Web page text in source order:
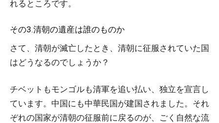
れるところです。
その3.清朝の遺産は誰のものか
さて、清朝が滅亡したとき、清朝に征服されていた国
はどうなるのでしょうか？
チベットもモンゴルも清軍を追い払い、独立を宣言し
ています。中国にも中華民国が建国されました。それ
ぞれの国家が清朝の征服前に戻るのが、ごく自然な流